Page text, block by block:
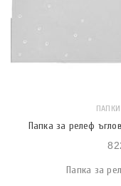
ПАПКИ
Папка за релеф
Папка за